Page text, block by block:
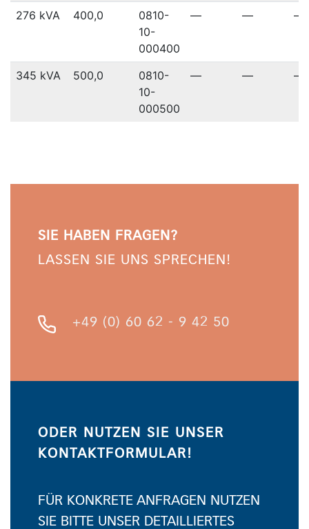
276 kVA 400,0
0810-
10-
000400
— — —
345 kVA 500,0
0810-
10-
000500
— — —
SIE HABEN FRAGEN?
LASSEN SIE UNS SPRECHEN!
+49 (0) 60 62 - 9 42 50
ODER NUTZEN SIE UNSER
KONTAKTFORMULAR!
FÜR KONKRETE ANFRAGEN NUTZEN
SIE BITTE UNSER DETAILLIERTES